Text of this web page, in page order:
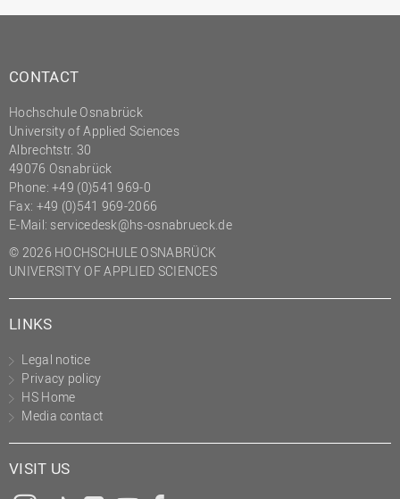
CONTACT
Hochschule Osnabrück
University of Applied Sciences
Albrechtstr. 30
49076 Osnabrück
Phone: +49 (0)541 969-0
Fax: +49 (0)541 969-2066
E-Mail: servicedesk@hs-osnabrueck.de
© 2026 HOCHSCHULE OSNABRÜCK
UNIVERSITY OF APPLIED SCIENCES
LINKS
Legal notice
Privacy policy
HS Home
Media contact
VISIT US